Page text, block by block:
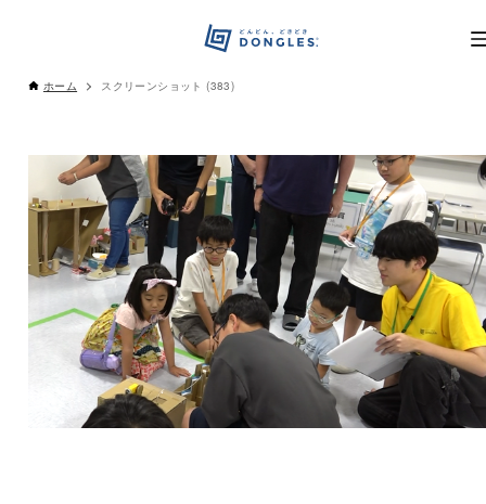
ホーム スクリーンショット (383)